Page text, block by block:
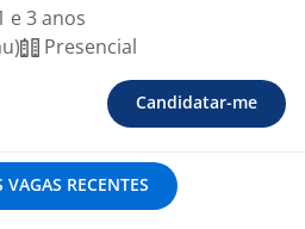
e 3 anos
Presencial
Candidatar-me
VAGAS RECENTES